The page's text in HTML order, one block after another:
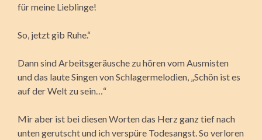
für meine Lieblinge!
So, jetzt gib Ruhe.“
Dann sind Arbeitsgeräusche zu hören vom Ausmisten
und das laute Singen von Schlagermelodien, „Schön ist es
auf der Welt zu sein…“
Mir aber ist bei diesen Worten das Herz ganz tief nach
unten gerutscht und ich verspüre Todesangst. So verloren